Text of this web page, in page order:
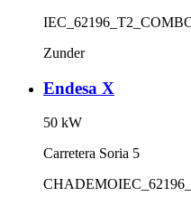
Zunder
Endesa X
50 kW
Carretera Soria 5
CHADEMO